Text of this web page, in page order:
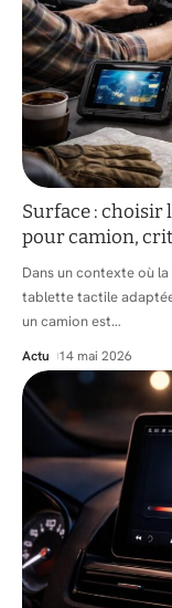
Surface : choisir
pour camion,
Dans un contexte où
tablette tactile
un camion est…
Actu 14 mai 2026